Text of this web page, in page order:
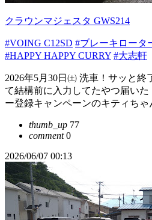
クラウンマジェスタ GWS214
#VOING C12SD #ブレーキロータ
#HAPPY HAPPY CURRY #大志軒
2026年5月30日㈯ 洗車！サッと
て結構前に入力してたやつ届いた
ー登録キャンペーンのキティちゃ
thumb_up 77
comment0
2026/06/07 00:13